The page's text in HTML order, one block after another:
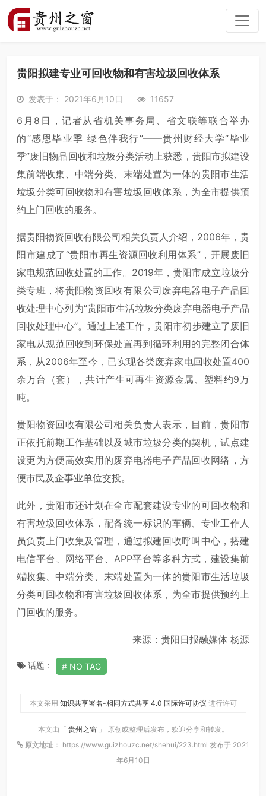
贵阳拟建专业可回收物和有害垃圾回收体系
发表于： 2021年6月10日 11657
6月8日，记者从省机关事务局、省文联等联合举办
的“感恩毕业季 绿色伴我行”——贵州财经大学“毕业
季”废旧物品回收和垃圾分类活动上获悉，贵阳市拟建设
集前端收集、中端分类、末端处置为一体的贵阳市生活
垃圾分类可回收物和有害垃圾回收体系，为全市提供预
约上门回收的服务。
据贵阳物资回收有限公司相关负责人介绍，2006年，贵
阳市建成了“贵阳市再生资源回收利用体系”，开展废旧
家电规范回收处置的工作。2019年，贵阳市成立垃圾分
类专班，将贵阳物资回收有限公司废弃电器电子产品回
收处理中心列为“贵阳市生活垃圾分类废弃电器电子产品
回收处理中心”。通过上述工作，贵阳市初步建立了废旧
家电从规范回收到环保处置再到循环利用的完整闭合体
系，从2006年至今，已实现各类废弃家电回收处置400
余万台（套），共计产生可再生资源金属、塑料约9万
吨。
贵阳物资回收有限公司相关负责人表示，目前，贵阳市
正依托前期工作基础以及城市垃圾分类的契机，试点建
设更为方便高效实用的废弃电器电子产品回收网络，方
便市民及企事业单位交投。
此外，贵阳市还计划在全市配套建设专业的可回收物和
有害垃圾回收体系，配备统一标识的车辆、专业工作人
员负责上门收集及管理，通过拟建回收呼叫中心，搭建
电信平台、网络平台、APP平台等多种方式，建设集前
端收集、中端分类、末端处置为一体的贵阳市生活垃圾
分类可回收物和有害垃圾回收体系，为全市提供预约上
门回收的服务。
来源：贵阳日报融媒体 杨源
话题： NO TAG
本文采用 知识共享署名-相同方式共享 4.0 国际许可协议 进行许可
本文由「 贵州之窗 」 原创或整理后发布，欢迎分享和转发。
原文地址： https://www.guizhouzc.net/shehui/223.html 发布于 2021
年6月10日